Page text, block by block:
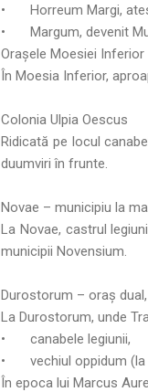
•
Horreum Margi,
•
Margum, devenit
Orașele Moesiei Inferior
În Moesia Inferior,
Colonia Ulpia Oescus
Ridicată pe locul
duumviri în frunte.
Novae – municipiu la
La Novae, castrul
municipii Novensium.
Durostorum – oraș
La Durostorum, unde
•
canabele legiunii,
•
vechiul oppidum
În epoca lui Marcus